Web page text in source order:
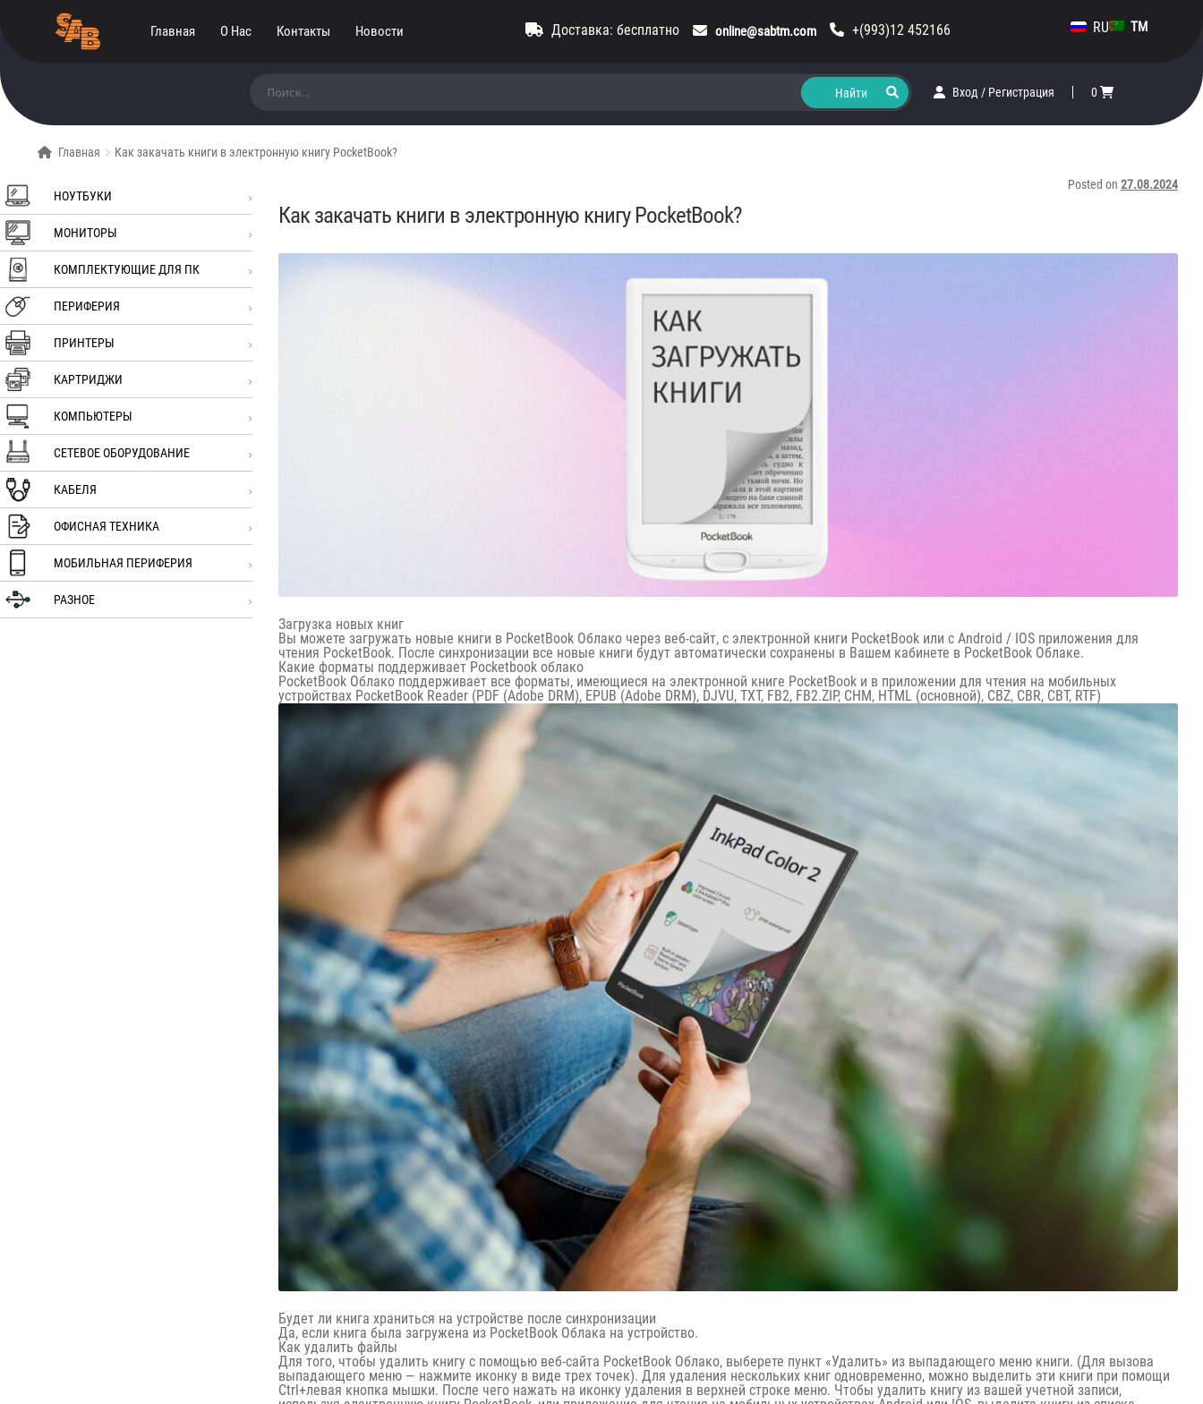
Главная О Нас Контакты Новости Доставка: бесплатно online@sabtm.com +(993)12 452166 RU TM
Вход / Регистрация 0
Главная Как закачать книги в электронную книгу PocketBook?
НОУТБУКИ
МОНИТОРЫ
КОМПЛЕКТУЮЩИЕ ДЛЯ ПК
ПЕРИФЕРИЯ
ПРИНТЕРЫ
КАРТРИДЖИ
КОМПЬЮТЕРЫ
СЕТЕВОЕ ОБОРУДОВАНИЕ
КАБЕЛЯ
ОФИСНАЯ ТЕХНИКА
МОБИЛЬНАЯ ПЕРИФЕРИЯ
РАЗНОЕ
Posted on 27.08.2024
Как закачать книги в электронную книгу PocketBook?
Загрузка новых книг
Вы можете загружать новые книги в PocketBook Облако через веб-сайт, с электронной книги PocketBook или с Android / IOS приложения для
чтения PocketBook. После синхронизации все новые книги будут автоматически сохранены в Вашем кабинете в PocketBook Облаке.
Какие форматы поддерживает Pocketbook облако
PocketBook Облако поддерживает все форматы, имеющиеся на электронной книге PocketBook и в приложении для чтения на мобильных
устройствах PocketBook Reader (PDF (Adobe DRM), EPUB (Adobe DRM), DJVU, TXT, FB2, FB2.ZIP, CHM, HTML (основной), CBZ, CBR, СBT, RTF)
Будет ли книга храниться на устройстве после синхронизации
Да, если книга была загружена из PocketBook Облака на устройство.
Как удалить файлы
Для того, чтобы удалить книгу с помощью веб-сайта PocketBook Облако, выберете пункт «Удалить» из выпадающего меню книги. (Для вызова
выпадающего меню — нажмите иконку в виде трех точек). Для удаления нескольких книг одновременно, можно выделить эти книги при помощи
Ctrl+левая кнопка мышки. После чего нажать на иконку удаления в верхней строке меню. Чтобы удалить книгу из вашей учетной записи,